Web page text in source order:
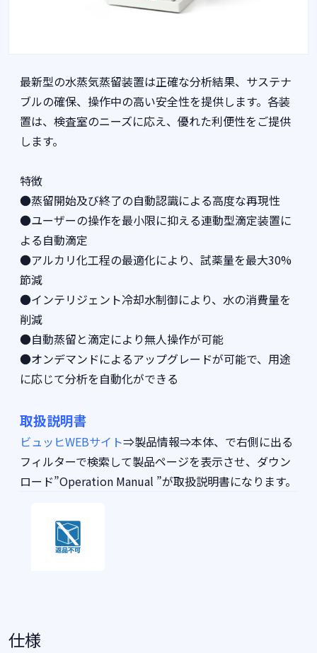
最新型の水蒸気蒸留装置は正確な分析結果、サステナ
ブルの確保、操作中の高い安全性を提供します。各装
置は、検査室のニーズに応え、優れた利便性をご提供
します。
特徴
●蒸留開始及び終了の自動認識による高度な再現性
●ユーザーの操作を最小限に抑える連動型滴定装置に
よる自動滴定
●アルカリ化工程の最適化により、試薬量を最大30%
節減
●インテリジェント冷却水制御により、水の消費量を
削減
●自動蒸留と滴定により無人操作が可能
●オンデマンドによるアップグレードが可能で、用途
に応じて分析を自動化ができる
取扱説明書
ビュッヒWEBサイト⇒製品情報⇒本体、で右側に出る
フィルターで検索して製品ページを表示させ、ダウン
ロード”Operation Manual ”が取扱説明書になります。
仕様